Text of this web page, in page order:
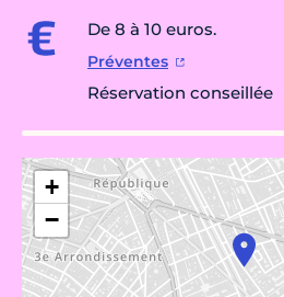
De 8 à 10 euros.
Préventes
Réservation conseillée
+
−